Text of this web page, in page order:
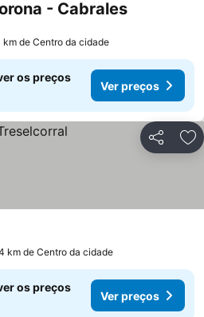
- Cabrales
km de Centro da cidade
os preços
Ver preços
Partilhar
km de Centro da cidade
os preços
Ver preços